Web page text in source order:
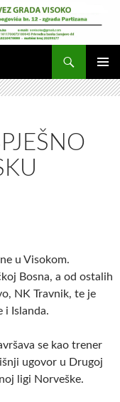
GLAVNI
MENI
u Visokom.
Bosna, a od ostalih
NK Travnik, te je
i Islanda.
se kao trener
ugovor u Drugoj
ligi Norveške.